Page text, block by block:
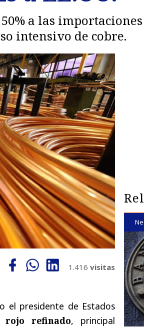
a las
intensivo de cobre.
1.416 visitas
el presidente de Estados
refinado, principal